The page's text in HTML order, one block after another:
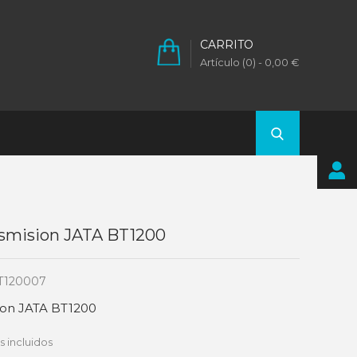
CARRITO
Artículo (0) - 0,00 €
JATA BT1200
JATA BT1200
incluidos